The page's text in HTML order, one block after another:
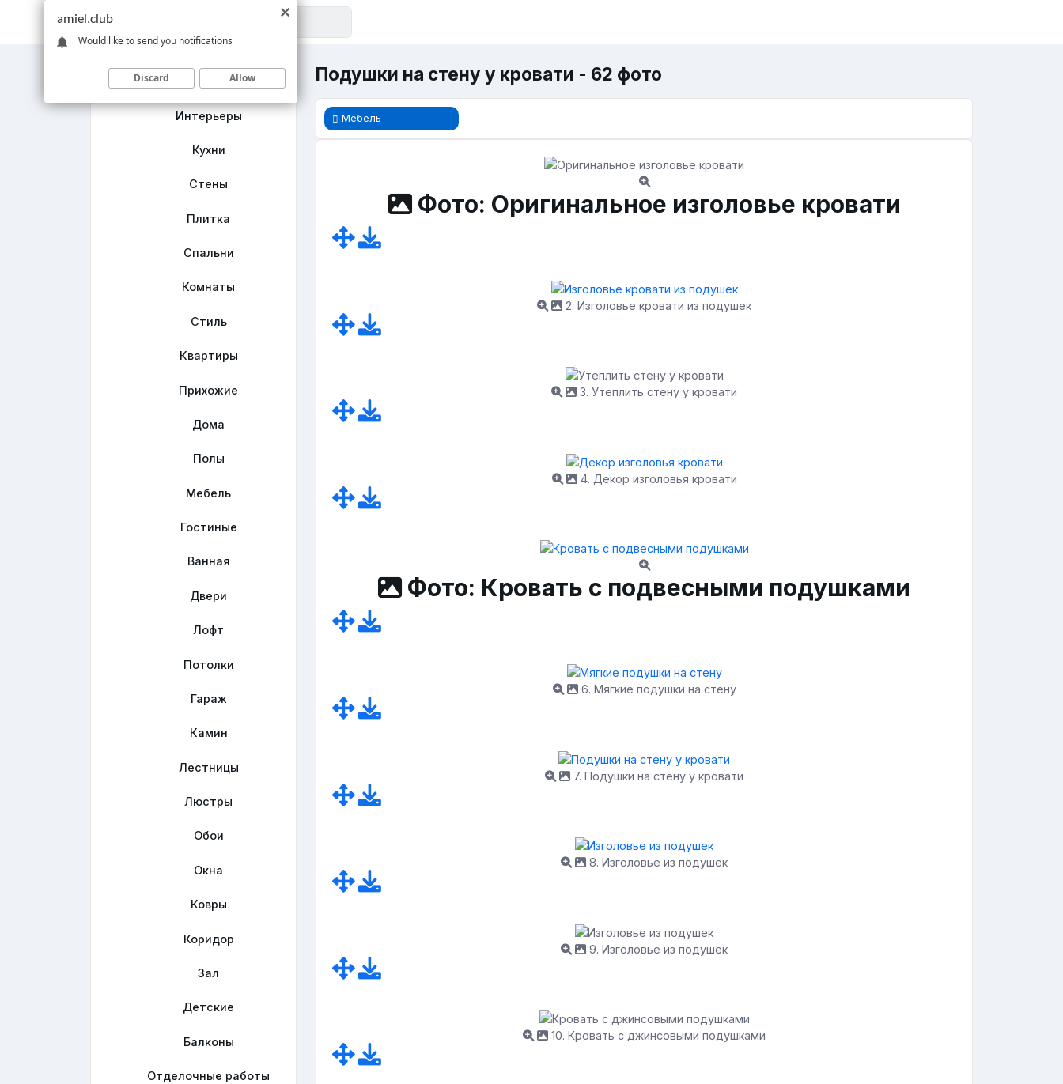
Главная
Интерьеры
Кухни
Стены
Плитка
Спальни
Комнаты
Стиль
Квартиры
Прихожие
Дома
Полы
Мебель
Гостиные
Ванная
Двери
Лофт
Потолки
Гараж
Камин
Лестницы
Люстры
Обои
Окна
Ковры
Коридор
Зал
Детские
Балконы
Отделочные работы
Подушки на стену у кровати - 62 фото
Мебель
Фото: Оригинальное изголовье кровати
2. Изголовье кровати из подушек
3. Утеплить стену у кровати
4. Декор изголовья кровати
Фото: Кровать с подвесными подушками
6. Мягкие подушки на стену
7. Подушки на стену у кровати
8. Изголовье из подушек
9. Изголовье из подушек
10. Кровать с джинсовыми подушками
amiel.club
Would like to send you notifications
Discard Allow